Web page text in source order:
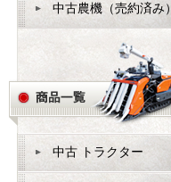
中古農機（売約済み）
中古 トラクター